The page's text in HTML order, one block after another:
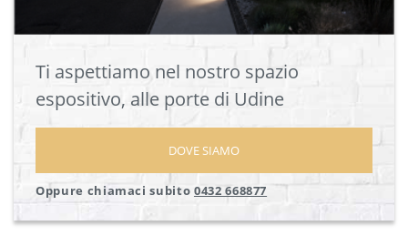
Ti aspettiamo nel nostro spazio
espositivo, alle porte di Udine
DOVE SIAMO
Oppure chiamaci subito 0432 668877